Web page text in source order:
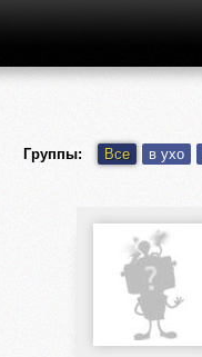
Группы: Все в ухо